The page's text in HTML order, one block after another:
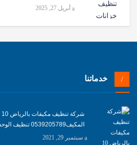
أبريل 27, 2025
خدماتنا
المكيف0539205789 تنظيف الوحدات الداخلية والخارجية
سبتمبر 29, 2021